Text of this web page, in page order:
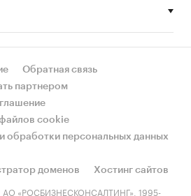
и ведущих игроков на
торговли в
ситуацию на российском
и интернет-торговли;
сегменты рынка
Обратная связь
партнером
cookie
обработки персональных данных
доменов
Хостинг сайтов
«РОСБИЗНЕСКОНСАЛТИНГ», 1995-